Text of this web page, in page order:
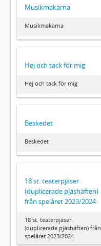
Musikmakarna
Musikmakarna
Hej och tack för mig
Hej och tack för mig
Beskedet
Beskedet
18 st. teaterpjäser
(duplicerade pjäshäften)
från spelåret 2023/2024
18 st. teaterpjäser
(duplicerade pjäshäften) från
spelåret 2023/2024